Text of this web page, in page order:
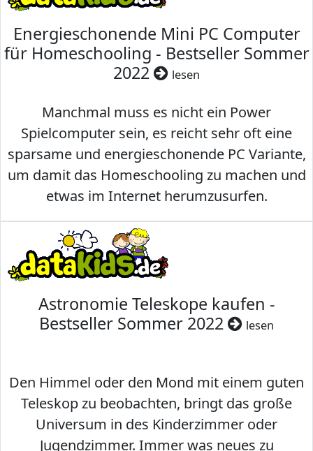
Energieschonende Mini PC Computer
für Homeschooling - Bestseller Sommer
2022
lesen
Manchmal muss es nicht ein Power
Spielcomputer sein, es reicht sehr oft eine
sparsame und energieschonende PC Variante,
um damit das Homeschooling zu machen und
etwas im Internet herumzusurfen.
Astronomie Teleskope kaufen -
Bestseller Sommer 2022
lesen
Den Himmel oder den Mond mit einem guten
Teleskop zu beobachten, bringt das große
Universum in des Kinderzimmer oder
Jugendzimmer. Immer was neues zu